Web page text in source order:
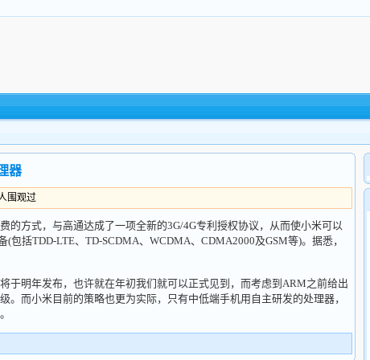
器
围观过
方式，与高通达成了一项全新的3G/4G专利授权协议，从而使小米可以
包括TDD-LTE、TD-SCDMA、WCDMA、CDMA2000及GSM等)。据悉，
明年发布，也许就在年初我们就可以正式见到，而考虑到ARM之前给出
。而小米目前的策略也更为实际，只有中低端手机用自主研发的处理器，